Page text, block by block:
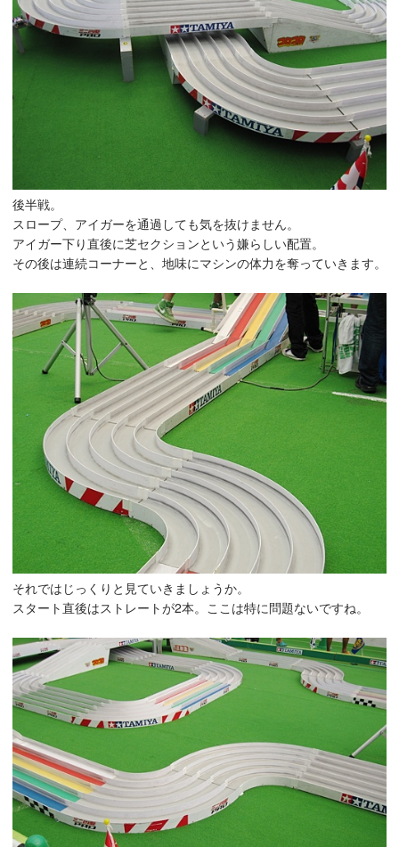
後半戦。
スロープ、アイガーを通過しても気を抜けません。
アイガー下り直後に芝セクションという嫌らしい配置。
その後は連続コーナーと、地味にマシンの体力を奪っていきます。
それではじっくりと見ていきましょうか。
スタート直後はストレートが2本。ここは特に問題ないですね。